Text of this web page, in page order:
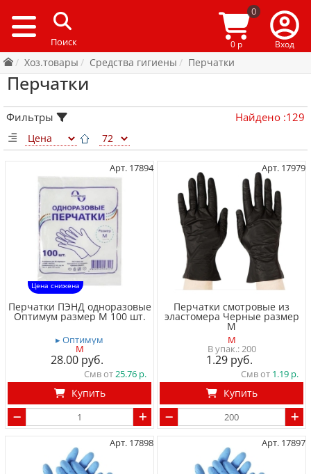
0
0 р Вход
Хоз.товары Средства гигиены Перчатки
Перчатки
Фильтры Найдено :129
Арт. 17894
Цена снижена
Перчатки ПЭНД одноразовые
Оптимум размер M 100 шт.
▸ Оптимум
M
28.00
Смв от25.76
Купить
Арт. 17979
Перчатки смотровые из
эластомера Черные размер
M
M
200
1.29
Смв от 1.19
Купить
Арт. 17898 Арт. 17897